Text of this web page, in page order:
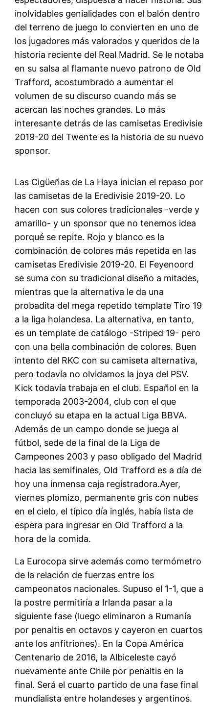
inolvidables genialidades con el balón dentro
del terreno de juego lo convierten en uno de
los jugadores más valorados y queridos de la
historia reciente del Real Madrid. Se le notaba
en su salsa al flamante nuevo patrono de Old
Trafford, acostumbrado a aumentar el
volumen de su discurso cuando más se
acercan las noches grandes. Lo más
interesante detrás de las camisetas Eredivisie
2019-20 del Twente es la historia de su nuevo
sponsor.
Las Cigüeñas de La Haya inician el repaso por
las camisetas de la Eredivisie 2019-20. Lo
hacen con sus colores tradicionales -verde y
amarillo- y un sponsor que no tenemos idea
porqué se repite. Rojo y blanco es la
combinación de colores más repetida en las
camisetas Eredivisie 2019-20. El Feyenoord
se suma con su tradicional diseño a mitades,
mientras que la alternativa le da una
probadita del mega repetido template Tiro 19
a la liga holandesa. La alternativa, en tanto,
es un template de catálogo -Striped 19- pero
con una bella combinación de colores. Buen
intento del RKC con su camiseta alternativa,
pero todavía no olvidamos la joya del PSV.
Kick todavía trabaja en el club. Español en la
temporada 2003-2004, club con el que
concluyó su etapa en la actual Liga BBVA.
Además de un campo donde se juega al
fútbol, sede de la final de la Liga de
Campeones 2003 y paso obligado del Madrid
hacia las semifinales, Old Trafford es a día de
hoy una inmensa caja registradora.Ayer,
viernes plomizo, permanente gris con nubes
en el cielo, el típico día inglés, había lista de
espera para ingresar en Old Trafford a la
hora de la comida.
La Eurocopa sirve además como termómetro
de la relación de fuerzas entre los
campeonatos nacionales. Supuso el 1-1, que a
la postre permitiría a Irlanda pasar a la
siguiente fase (luego eliminaron a Rumanía
por penaltis en octavos y cayeron en cuartos
ante los anfitriones). En la Copa América
Centenario de 2016, la Albiceleste cayó
nuevamente ante Chile por penaltis en la
final. Será el cuarto partido de una fase final
mundialista entre holandeses y argentinos.